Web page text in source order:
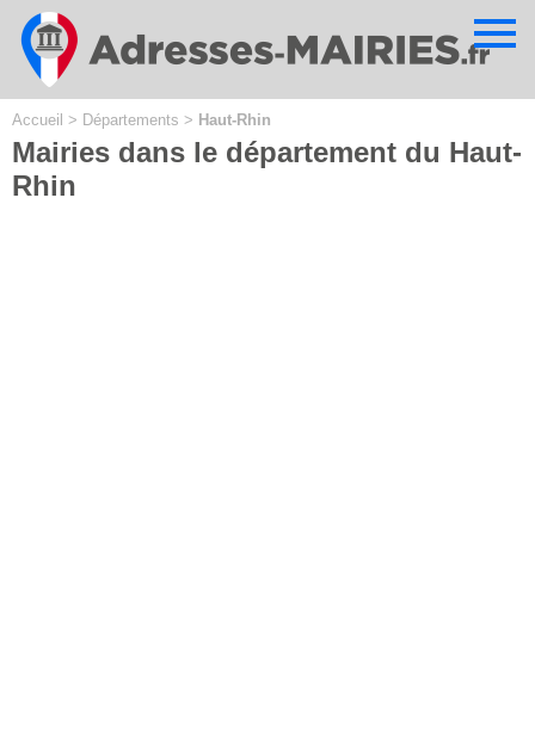
Accueil > Départements > Haut-Rhin
Mairies dans le département du Haut-
Rhin
Cookies management panel